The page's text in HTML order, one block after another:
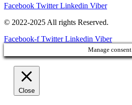
Facebook Twitter Linkedin Viber
© 2022-2025 All rights Reserved.
Facebook-f Twitter Linkedin Viber
Manage consent
Close